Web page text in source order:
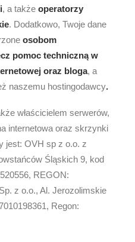
, a także operatorzy
. Dodatkowo, Twoje dane
osobom
pomoc techniczną w
oraz bloga, a
naszemu hostingodawcy.
właścicielem serwerów,
internetowa oraz skrzynki
jest: OVH sp z o.o. z
Śląskich 9, kod
REGON:
z o.o., Al. Jerozolimskie
Regon: